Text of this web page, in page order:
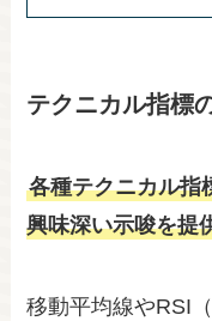
テクニカル指標
各種テクニカル指
興味深い示唆を提
移動平均線やRSI